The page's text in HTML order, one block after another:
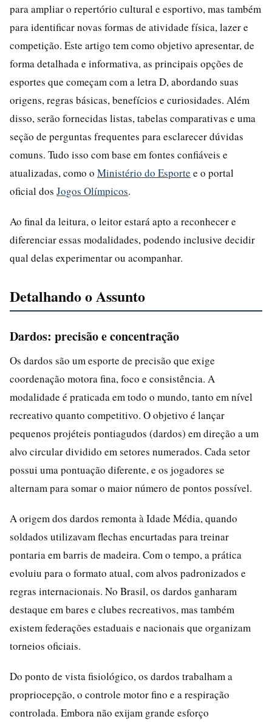
para ampliar o repertório cultural e esportivo, mas também
para identificar novas formas de atividade física, lazer e
competição. Este artigo tem como objetivo apresentar, de
forma detalhada e informativa, as principais opções de
esportes que começam com a letra D, abordando suas
origens, regras básicas, benefícios e curiosidades. Além
disso, serão fornecidas listas, tabelas comparativas e uma
seção de perguntas frequentes para esclarecer dúvidas
comuns. Tudo isso com base em fontes confiáveis e
atualizadas, como o Ministério do Esporte e o portal
oficial dos Jogos Olímpicos.
Ao final da leitura, o leitor estará apto a reconhecer e
diferenciar essas modalidades, podendo inclusive decidir
qual delas experimentar ou acompanhar.
Detalhando o Assunto
Dardos: precisão e concentração
Os dardos são um esporte de precisão que exige
coordenação motora fina, foco e consistência. A
modalidade é praticada em todo o mundo, tanto em nível
recreativo quanto competitivo. O objetivo é lançar
pequenos projéteis pontiagudos (dardos) em direção a um
alvo circular dividido em setores numerados. Cada setor
possui uma pontuação diferente, e os jogadores se
alternam para somar o maior número de pontos possível.
A origem dos dardos remonta à Idade Média, quando
soldados utilizavam flechas encurtadas para treinar
pontaria em barris de madeira. Com o tempo, a prática
evoluiu para o formato atual, com alvos padronizados e
regras internacionais. No Brasil, os dardos ganharam
destaque em bares e clubes recreativos, mas também
existem federações estaduais e nacionais que organizam
torneios oficiais.
Do ponto de vista fisiológico, os dardos trabalham a
propriocepção, o controle motor fino e a respiração
controlada. Embora não exijam grande esforço